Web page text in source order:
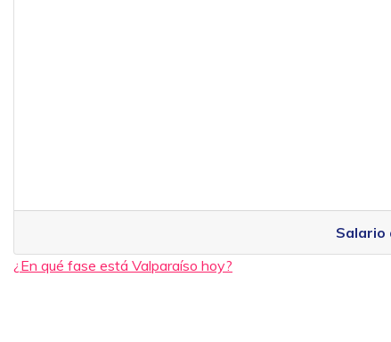
Salario
¿En qué fase está Valparaíso hoy?